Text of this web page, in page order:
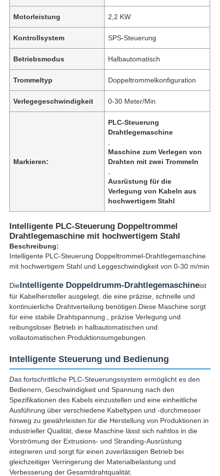
Startseite
Produkte
Über uns
Motorleistung 2,2 KW
Kontrollsystem SPS-Steuerung
Betriebsmodus Halbautomatisch
Trommeltyp Doppeltrommelkonfiguration
Verlegegeschwindigkeit 0-30 Meter/Min
Markieren:
PLC-Steuerung
Drahtlegemaschine
Maschine zum Verlegen von
Drahten mit zwei Trommeln
Ausrüstung für die
Verlegung von Kabeln aus
hochwertigem Stahl
Intelligente PLC-Steuerung Doppeltrommel
Drahtlegemaschine mit hochwertigem Stahl
Beschreibung:
Intelligente PLC-Steuerung Doppeltrommel-Drahtlegemaschine
mit hochwertigem Stahl und Leggeschwindigkeit von 0-30 m/min
DieIntelligente Doppeldrumm-Drahtlegemaschineist
für Kabelhersteller ausgelegt, die eine präzise, schnelle und
kontinuierliche Drahtverteilung benötigen.Diese Maschine sorgt
für eine stabile Drahtspannung., präzise Verlegung und
reibungsloser Betrieb in halbautomatischen und
vollautomatischen Produktionsumgebungen.
Intelligente Steuerung und Bedienung
Das fortschrittliche PLC-Steuerungssystem ermöglicht es den
Bedienern, Geschwindigkeit und Spannung nach den
Spezifikationen des Kabels einzustellen und eine einheitliche
Ausführung über verschiedene Kabeltypen und -durchmesser
hinweg zu gewährleisten.für die Herstellung von Produktionen in
industrieller Qualität, diese Maschine lässt sich nahtlos in die
Vorströmung der Extrusions- und Stranding-Ausrüstung
integrieren und sorgt für einen zuverlässigen Betrieb bei
gleichzeitiger Verringerung der Materialbelastung und
Verbesserung der Gesamtdrahtqualität.